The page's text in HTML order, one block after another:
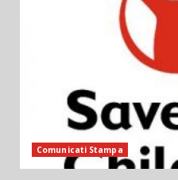
Comunicati Stampa